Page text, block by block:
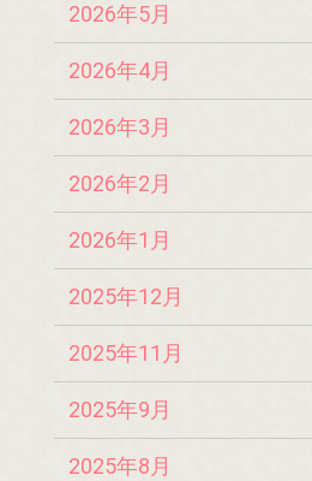
2026年5月
2026年4月
2026年3月
2026年2月
2026年1月
2025年12月
2025年11月
2025年9月
2025年8月